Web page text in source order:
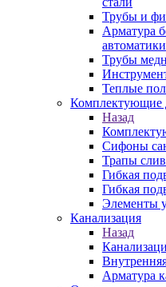
Трубы и
Арматура
автоматики
Трубы
Теплые
Комплектующие
Назад
Сифоны
Трапы
Гибкая
Гибкая
Элементы
Канализация
Назад
Арматура